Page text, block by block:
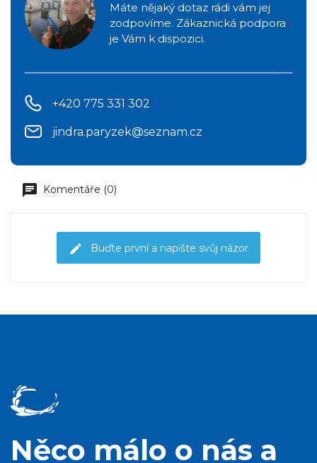
Máte nějaký dotaz rádi vám jej
zodpovíme. Zákaznická podpora
je Vám k dispozici.
+420 775 331 302
jindra.paryzek@seznam.cz
Komentáře (0)
Buďte první a napište svůj názor
Něco málo o nás a